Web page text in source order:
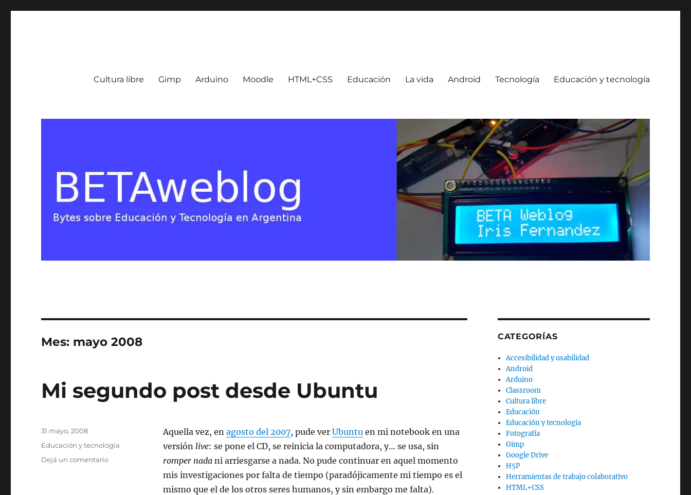
Cultura libre Gimp Arduino Moodle HTML+CSS Educación La vida Android Tecnología Educación y tecnología
Mes: mayo 2008
Mi segundo post desde Ubuntu
Aquella vez, en agosto del 2007, pude ver Ubuntuen mi notebook en una
versión live: se pone el CD, se reinicia la computadora, y… se usa, sin
romper nadani arriesgarse a nada. No pude continuar en aquel momento
mis investigaciones por falta de tiempo (paradójicamente mi tiempo es el
mismo que el de los otros seres humanos, y sin embargo me falta).
Publicado
31 mayo, 2008
Categorías
Educación y tecnología
Dejá un comentarioen
CATEGORÍAS
Accesibilidad y usabilidad
Android
Arduino
Classroom
Cultura libre
Educación
Educación y tecnología
Fotografía
Gimp
Google Drive
H5P
Herramientas de trabajo colaborativo
HTML+CSS